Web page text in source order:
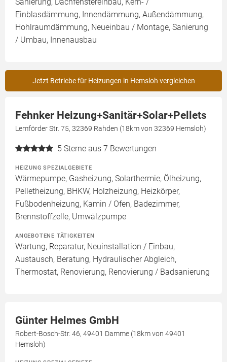
Einblasdämmung, Innendämmung, Außendämmung,
Hohlraumdämmung, Neueinbau / Montage, Sanierung
/ Umbau, Innenausbau
Jetzt Betriebe für Heizungen in Hemsloh vergleichen
Fehnker Heizung+Sanitär+Solar+Pellets
Lemförder Str. 75, 32369 Rahden (18km von 32369 Hemsloh)
5 Sterne aus 7 Bewertungen
HEIZUNG SPEZIALGEBIETE
Wärmepumpe, Gasheizung, Solarthermie, Ölheizung,
Pelletheizung, BHKW, Holzheizung, Heizkörper,
Fußbodenheizung, Kamin / Ofen, Badezimmer,
Brennstoffzelle, Umwälzpumpe
ANGEBOTENE TÄTIGKEITEN
Wartung, Reparatur, Neuinstallation / Einbau,
Austausch, Beratung, Hydraulischer Abgleich,
Thermostat, Renovierung, Renovierung / Badsanierung
Günter Helmes GmbH
Robert-Bosch-Str. 46, 49401 Damme (18km von 49401
Hemsloh)